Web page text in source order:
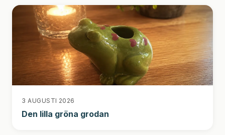
3 AUGUSTI 2026
Den lilla gröna grodan